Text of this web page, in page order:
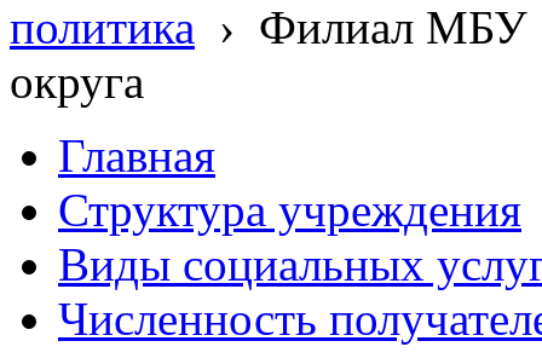
политика › Филиал МБУ
округа
Главная
Структура учреждения
Виды социальных
Численность